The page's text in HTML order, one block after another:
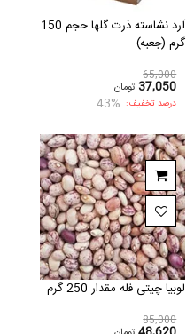
آرد نشاسته ذرت گلها حجم 150
گرم (جعبه)
65,000
37,050 تومان
درصد تخفیف: 43%
لوبیا چیتی فله مقدار 250 گرم
85,000